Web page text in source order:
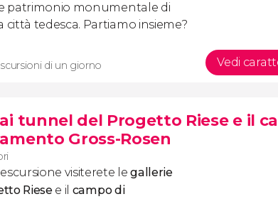
patrimonio monumentale di
città tedesca. Partiamo insieme?
di un giorno Vedi
tunnel del Progetto Riese e il
Gross-Rosen
visiterete legallerie
Riese e il campo di